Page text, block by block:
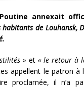
annexait
habitants de Louhansk,
» et« le retour à
appellent le patron à
proclamée, il n’a